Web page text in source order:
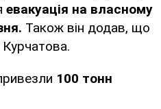
евакуація на власному
Також він додав, що
100 тонн